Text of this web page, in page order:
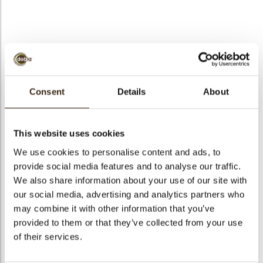
Consent Details About
This website uses cookies
We use cookies to personalise content and ads, to
provide social media features and to analyse our traffic.
We also share information about your use of our site with
our social media, advertising and analytics partners who
may combine it with other information that you’ve
provided to them or that they’ve collected from your use
of their services.
Forest shavings mini
pink/green
Netto gewicht
Bruto gewicht
1.181 kg
Aantal stuks
475
Vorm
Overig
Beschikbaarheid
Het hele jaar verkrijgbaar
Afmetingen
35 X 30 MM
Kleur